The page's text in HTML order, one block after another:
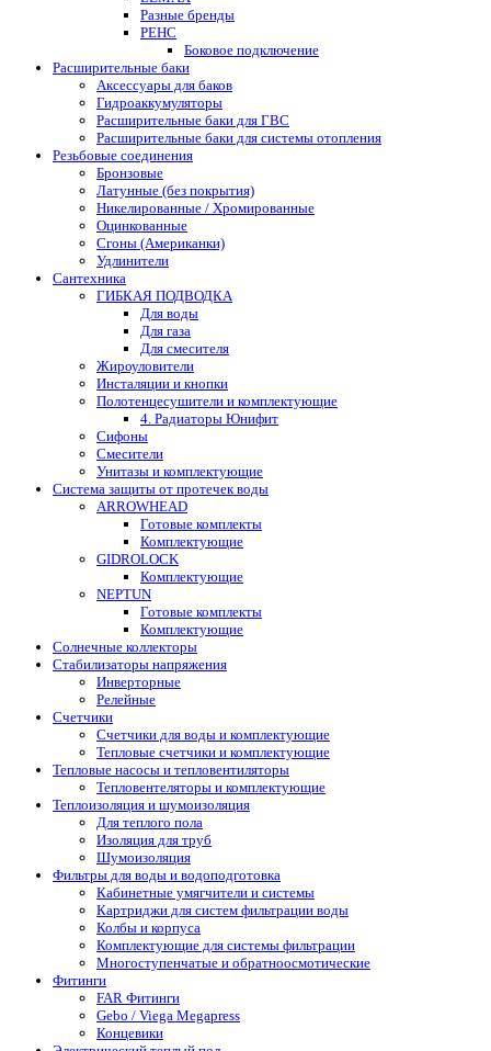
Разные бренды
РЕНС
Боковое подключение
Расширительные баки
Аксессуары для баков
Гидроаккумуляторы
Расширительные баки для ГВС
Расширительные баки для системы отопления
Резьбовые соединения
Бронзовые
Латунные (без покрытия)
Никелированные / Хромированные
Оцинкованные
Сгоны (Американки)
Удлинители
Сантехника
ГИБКАЯ ПОДВОДКА
Для воды
Для газа
Для смесителя
Жироуловители
Инсталяции и кнопки
Полотенцесушители и комплектующие
4. Радиаторы Юнифит
Сифоны
Смесители
Унитазы и комплектующие
Система защиты от протечек воды
ARROWHEAD
Готовые комплекты
Комплектующие
GIDROLOCK
Комплектующие
NEPTUN
Готовые комплекты
Комплектующие
Солнечные коллекторы
Стабилизаторы напряжения
Инверторные
Релейные
Счетчики
Счетчики для воды и комплектующие
Тепловые счетчики и комплектующие
Тепловые насосы и тепловентиляторы
Тепловентеляторы и комплектующие
Теплоизоляция и шумоизоляция
Для теплого пола
Изоляция для труб
Шумоизоляция
Фильтры для воды и водоподготовка
Кабинетные умягчители и системы
Картриджи для систем фильтрации воды
Колбы и корпуса
Комплектующие для системы фильтрации
Многоступенчатые и обратноосмотические
Фитинги
FAR Фитинги
Gebo / Viega Megapress
Концевики